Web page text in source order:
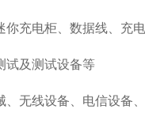
你充电柜、数据线、充
试及测试设备等
、无线设备、电信设备